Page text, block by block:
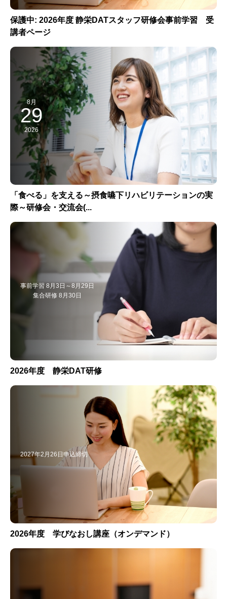
保護中: 2026年度 静栄DATスタッフ研修会事前学習 受
講者ページ
8月
29
2026
「食べる」を支える～摂食嚥下リハビリテーションの実
際～研修会・交流会(...
事前学習 8月3日～8月29日
集合研修 8月30日
2026年度 静栄DAT研修
2027年2月26日申込締切
2026年度 学びなおし講座（オンデマンド）